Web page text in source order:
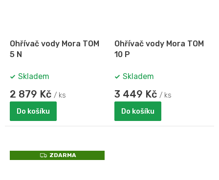
Ohřívač vody Mora TOM
5 N
Skladem
2 879 Kč / ks
Do košíku
Ohřívač vody Mora TOM
10 P
Skladem
3 449 Kč / ks
Do košíku
Z
D
ZDARMA